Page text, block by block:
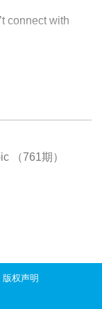
connect with
（761期）
版权声明